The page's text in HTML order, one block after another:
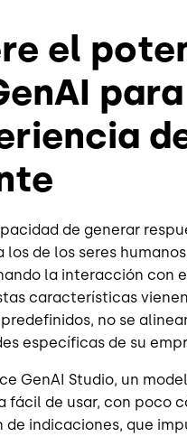
el
de generar
los de los seres
la interacción con
características
no se
específicas de su
GenAI Studio, un
fácil de usar, con poco
de indicaciones, que